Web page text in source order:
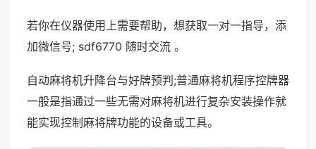
若你在仪器使用上需要帮助，想获取一对一指导，添
加微信号; sdf6770 随时交流 。
自动麻将机升降台与好牌预判;普通麻将机程序控牌器
一般是指通过一些无需对麻将机进行复杂安装操作就
能实现控制麻将牌功能的设备或工具。